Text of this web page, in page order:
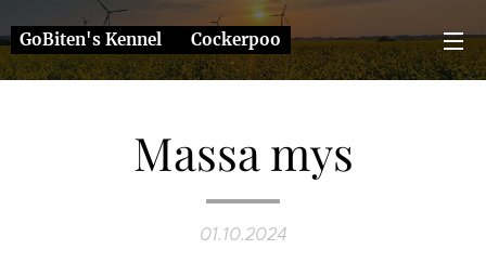
GoBiten's Kennel ❤️ Cockerpoo
Massa mys
01.10.2024